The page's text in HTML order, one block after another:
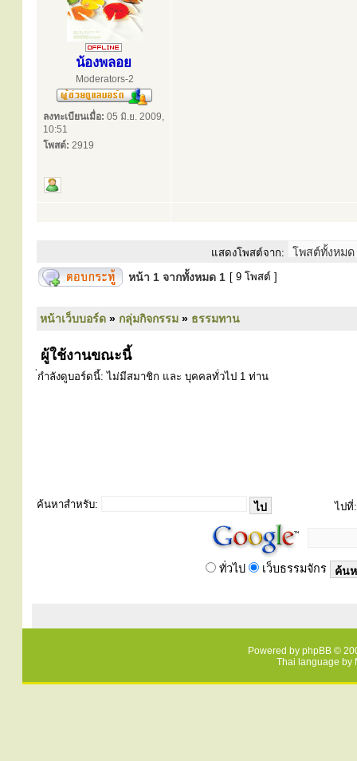
น้องพลอย
Moderators-2
ลงทะเบียนเมื่อ: 05 มิ.ย. 2009,
10:51
โพสต์: 2919
แสดงโพสต์จาก:
หน้า 1 จากทั้งหมด 1 [ 9 โพสต์ ]
หน้าเว็บบอร์ด » กลุ่มกิจกรรม » ธรรมทาน
ผู้ใช้งานขณะนี้
่กำลังดูบอร์ดนี้: ไม่มีสมาชิก และ บุคคลทั่วไป 1 ท่าน
ค้นหาสำหรับ: ไปที่:
ทั่วไป เว็บธรรมจักร
Powered by phpBB ©
Thai language by